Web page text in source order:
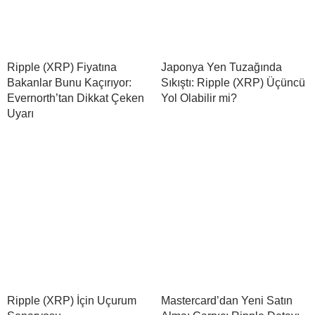
Ripple (XRP) Fiyatına
Bakanlar Bunu Kaçırıyor:
Evernorth’tan Dikkat Çeken
Uyarı
Japonya Yen Tuzağında
Sıkıştı: Ripple (XRP) Üçüncü
Yol Olabilir mi?
Ripple (XRP) İçin Uçurum
Mastercard’dan Yeni Satın